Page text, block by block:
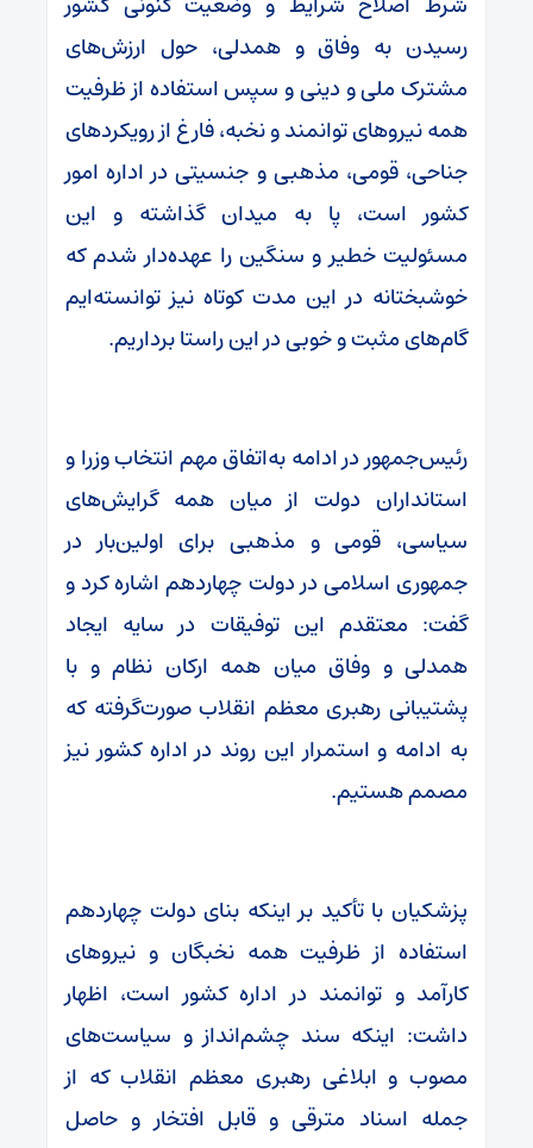
رسیدن به وفاق و همدلی، حول ارزش‌های
مشترک ملی و دینی و سپس استفاده از ظرفیت
همه نیرو‌های توانمند و نخبه، فارغ از رویکرد‌های
جناحی، قومی، مذهبی و جنسیتی در اداره امور
کشور است، پا به میدان گذاشته و این
مسئولیت خطیر و سنگین را عهده‌دار شدم که
خوشبختانه در این مدت کوتاه نیز توانسته‌ایم
گام‌های مثبت و خوبی در این راستا برداریم.
رئیس‌جمهور در ادامه به‌اتفاق مهم انتخاب وزرا و
استانداران دولت از میان همه گرایش‌های
سیاسی، قومی و مذهبی برای اولین‌بار در
جمهوری اسلامی در دولت چهاردهم اشاره کرد و
گفت: معتقدم این توفیقات در سایه ایجاد
همدلی و وفاق میان همه ارکان نظام و با
پشتیبانی رهبری معظم انقلاب صورت‌گرفته که
به ادامه و استمرار این روند در اداره کشور نیز
مصمم هستیم.
پزشکیان با تأکید بر اینکه بنای دولت چهاردهم
استفاده از ظرفیت همه نخبگان و نیرو‌های
کارآمد و توانمند در اداره کشور است، اظهار
داشت: اینکه سند چشم‌انداز و سیاست‌های
مصوب و ابلاغی رهبری معظم انقلاب که از
جمله اسناد مترقی و قابل افتخار و حاصل